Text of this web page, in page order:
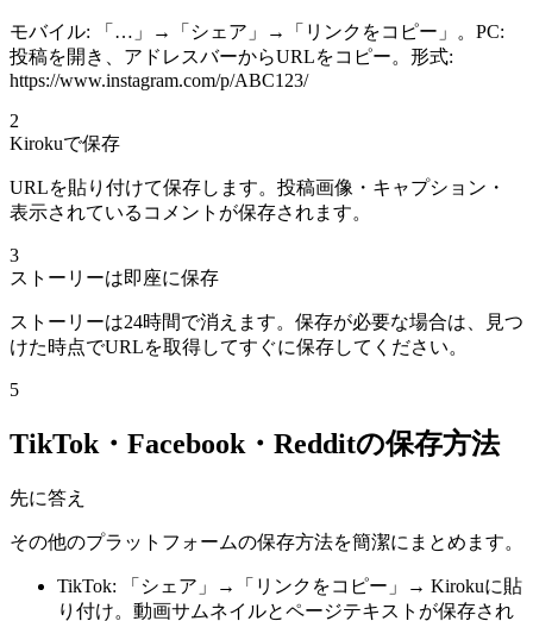
モバイル: 「…」→「シェア」→「リンクをコピー」。PC:
投稿を開き、アドレスバーからURLをコピー。形式:
https://www.instagram.com/p/ABC123/
2
Kirokuで保存
URLを貼り付けて保存します。投稿画像・キャプション・
表示されているコメントが保存されます。
3
ストーリーは即座に保存
ストーリーは24時間で消えます。保存が必要な場合は、見つ
けた時点でURLを取得してすぐに保存してください。
5
TikTok・Facebook・Redditの保存方法
先に答え
その他のプラットフォームの保存方法を簡潔にまとめます。
TikTok: 「シェア」→「リンクをコピー」→ Kirokuに貼
り付け。動画サムネイルとページテキストが保存され